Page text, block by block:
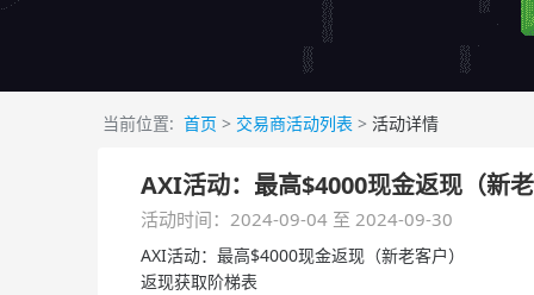
当前位置: 首页 > 交易商活动列表 > 活动详情
AXI活动：最高$4000现金返现（新
活动时间：2024-09-04 至 2024-09-30
AXI活动：最高$4000现金返现（新老客户）
返现获取阶梯表